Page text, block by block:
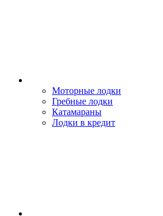
Моторные лодки
Гребные лодки
Катамараны
Лодки в кредит